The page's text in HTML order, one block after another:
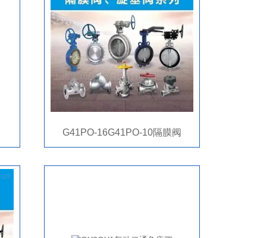
G41PO-16G41PO-10隔膜阀